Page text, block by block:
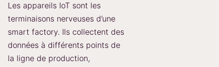
Les appareils IoT sont les
terminaisons nerveuses d’une
smart factory. Ils collectent des
données à différents points de
la ligne de production,